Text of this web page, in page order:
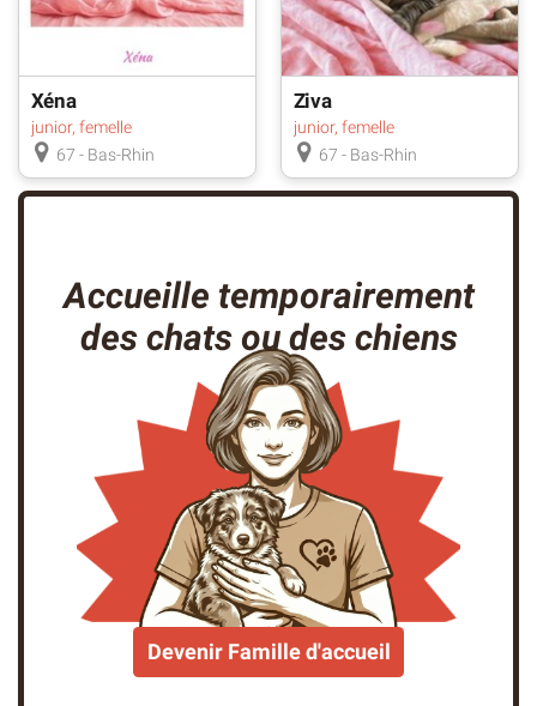
protéger votre compagnon et votre budget.
Xéna
junior, femelle
67 - Bas-Rhin
Ziva
junior, femelle
67 - Bas-Rhin
Accueille temporairement
des chats ou des chiens
Devenir Famille d'accueil